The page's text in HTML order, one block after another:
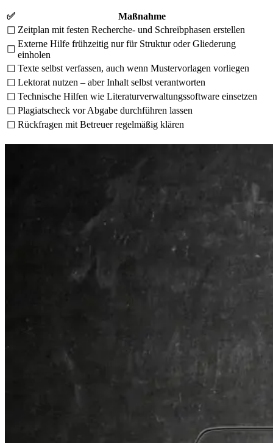
✅
Maßnahme
☐ Zeitplan mit festen Recherche- und Schreibphasen erstellen
☐
Externe Hilfe frühzeitig nur für Struktur oder Gliederung
einholen
☐ Texte selbst verfassen, auch wenn Mustervorlagen vorliegen
☐ Lektorat nutzen – aber Inhalt selbst verantworten
☐ Technische Hilfen wie Literaturverwaltungssoftware einsetzen
☐ Plagiatscheck vor Abgabe durchführen lassen
☐ Rückfragen mit Betreuer regelmäßig klären